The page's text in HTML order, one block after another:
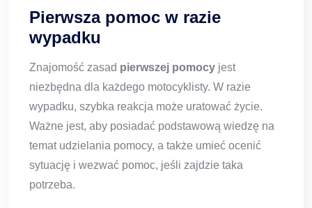
Pierwsza pomoc w razie
wypadku
Znajomość zasad pierwszej pomocy jest
niezbędna dla każdego motocyklisty. W razie
wypadku, szybka reakcja może uratować życie.
Ważne jest, aby posiadać podstawową wiedzę na
temat udzielania pomocy, a także umieć ocenić
sytuację i wezwać pomoc, jeśli zajdzie taka
potrzeba.